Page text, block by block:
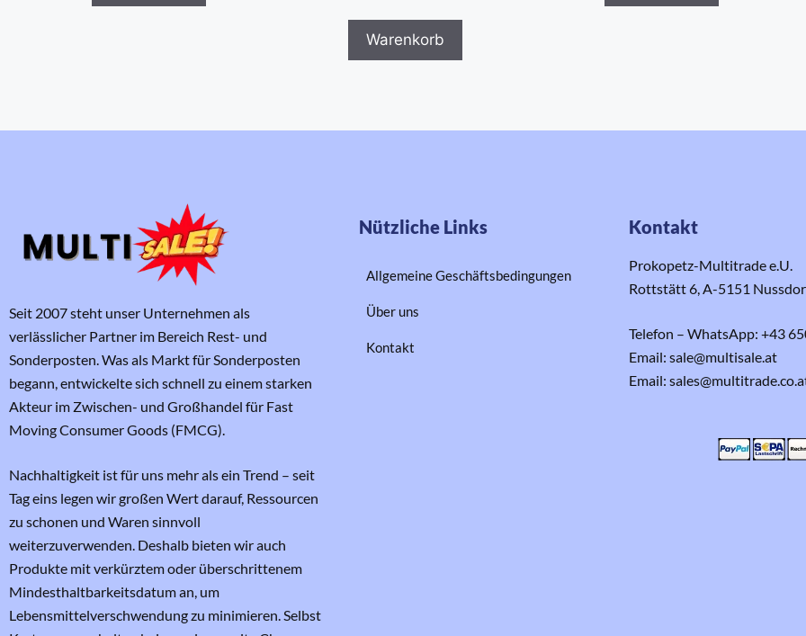
Warenkorb
Seit 2007 steht unser Unternehmen als
verlässlicher Partner im Bereich Rest- und
Sonderposten. Was als Markt für Sonderposten
begann, entwickelte sich schnell zu einem starken
Akteur im Zwischen- und Großhandel für Fast
Moving Consumer Goods (FMCG).
Nachhaltigkeit ist für uns mehr als ein Trend – seit
Tag eins legen wir großen Wert darauf, Ressourcen
zu schonen und Waren sinnvoll
weiterzuverwenden. Deshalb bieten wir auch
Produkte mit verkürztem oder überschrittenem
Mindesthaltbarkeitsdatum an, um
Lebensmittelverschwendung zu minimieren. Selbst
Nützliche Links
Allgemeine Geschäftsbedingungen
Über uns
Kontakt
Kontakt
Prokopetz-Multitrade e.U.
Rottstätt 6, A-5151
Telefon – WhatsApp: +43
Email: sale@multisale.at
Email: